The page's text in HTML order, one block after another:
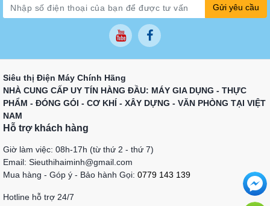
Gửi yêu cầu
Siêu thị Điện Máy Chính Hãng
NHÀ CUNG CẤP UY TÍN HÀNG ĐẦU: MÁY GIA DỤNG - THỰC
PHẨM - ĐÓNG GÓI - CƠ KHÍ - XÂY DỰNG - VĂN PHÒNG TẠI VIỆT
NAM
Hỗ trợ khách hàng
Giờ làm việc: 08h-17h (từ thứ 2 - thứ 7)
Email: Sieuthihaiminh@gmail.com
Mua hàng - Góp ý - Bảo hành Gọi: 0779 143 139
Hotline hỗ trợ 24/7